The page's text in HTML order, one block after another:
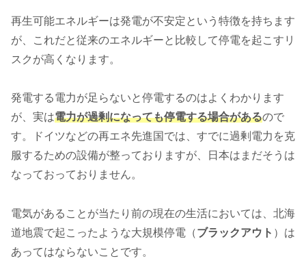
再生可能エネルギーは発電が不安定という特徴を持ちます
が、これだと従来のエネルギーと比較して停電を起こすリ
スクが高くなります。
発電する電力が足らないと停電するのはよくわかります
が、実は電力が過剰になっても停電する場合があるので
す。ドイツなどの再エネ先進国では、すでに過剰電力を克
服するための設備が整っておりますが、日本はまだそうは
なっておっておりません。
電気があることが当たり前の現在の生活においては、北海
道地震で起こったような大規模停電（ブラックアウト ）は
あってはならないことです。